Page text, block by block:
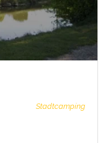
Stadtcamping